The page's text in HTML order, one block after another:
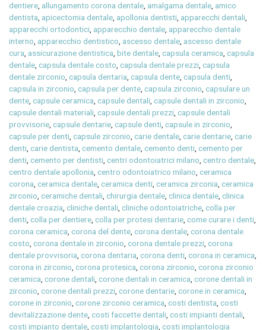
dentiere, allungamento corona dentale, amalgama dentale, amico
dentista, apicectomia dentale, apollonia dentisti, apparecchi dentali,
apparecchi ortodontici, apparecchio dentale, apparecchio dentale
interno, apparecchio dentistico, ascesso dentale, ascesso dentale
cura, assicurazione dentistica,bite dentale,capsula ceramica,capsula
dentale,capsula dentale costo,capsula dentale prezzi,capsula
dentale zirconio,capsula dentaria,capsula dente,capsula denti,
capsula in zirconio,capsula per dente,capsula zirconio,capsulare un
dente,capsule ceramica,capsule dentali,capsule dentali in zirconio,
capsule dentali materiali,capsule dentali prezzi,capsule dentali
provvisorie,capsule dentarie,capsule denti,capsule in zirconio,
capsule per denti,capsule zirconio,carie dentale,carie dentarie,carie
denti,carie dentista,cemento dentale,cemento denti,cemento per
denti,cemento per dentisti,centri odontoiatrici milano,centro dentale,
centro dentale apollonia,centro odontoiatrico milano,ceramica
corona,ceramica dentale,ceramica denti,ceramica zirconia,ceramica
zirconio,ceramiche dentali,chirurgia dentale,clinica dentale,clinica
dentale croazia,cliniche dentali,cliniche odontoiatriche,colla per
denti,colla per dentiere,colla per protesi dentarie,come curare i denti,
corona ceramica,corona del dente,corona dentale,corona dentale
costo,corona dentale in zirconio,corona dentale prezzi,corona
dentale provvisoria,corona dentaria,corona denti,corona in ceramica,
corona in zirconio,corona protesica,corona zirconio,corona zirconio
ceramica,corone dentali,corone dentali in ceramica,corone dentali in
zirconio,corone dentali prezzi,corone dentarie,corone in ceramica,
corone in zirconio,corone zirconio ceramica,costi dentista,costi
devitalizzazione dente,costi faccette dentali,costi impianti dentali,
costi impianto dentale,costi implantologia,costi implantologia